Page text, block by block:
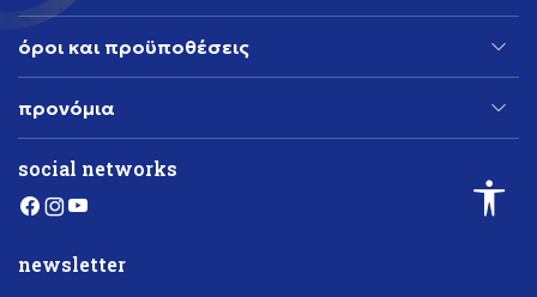
όροι και προϋποθέσεις
προνόμια
social networks
newsletter